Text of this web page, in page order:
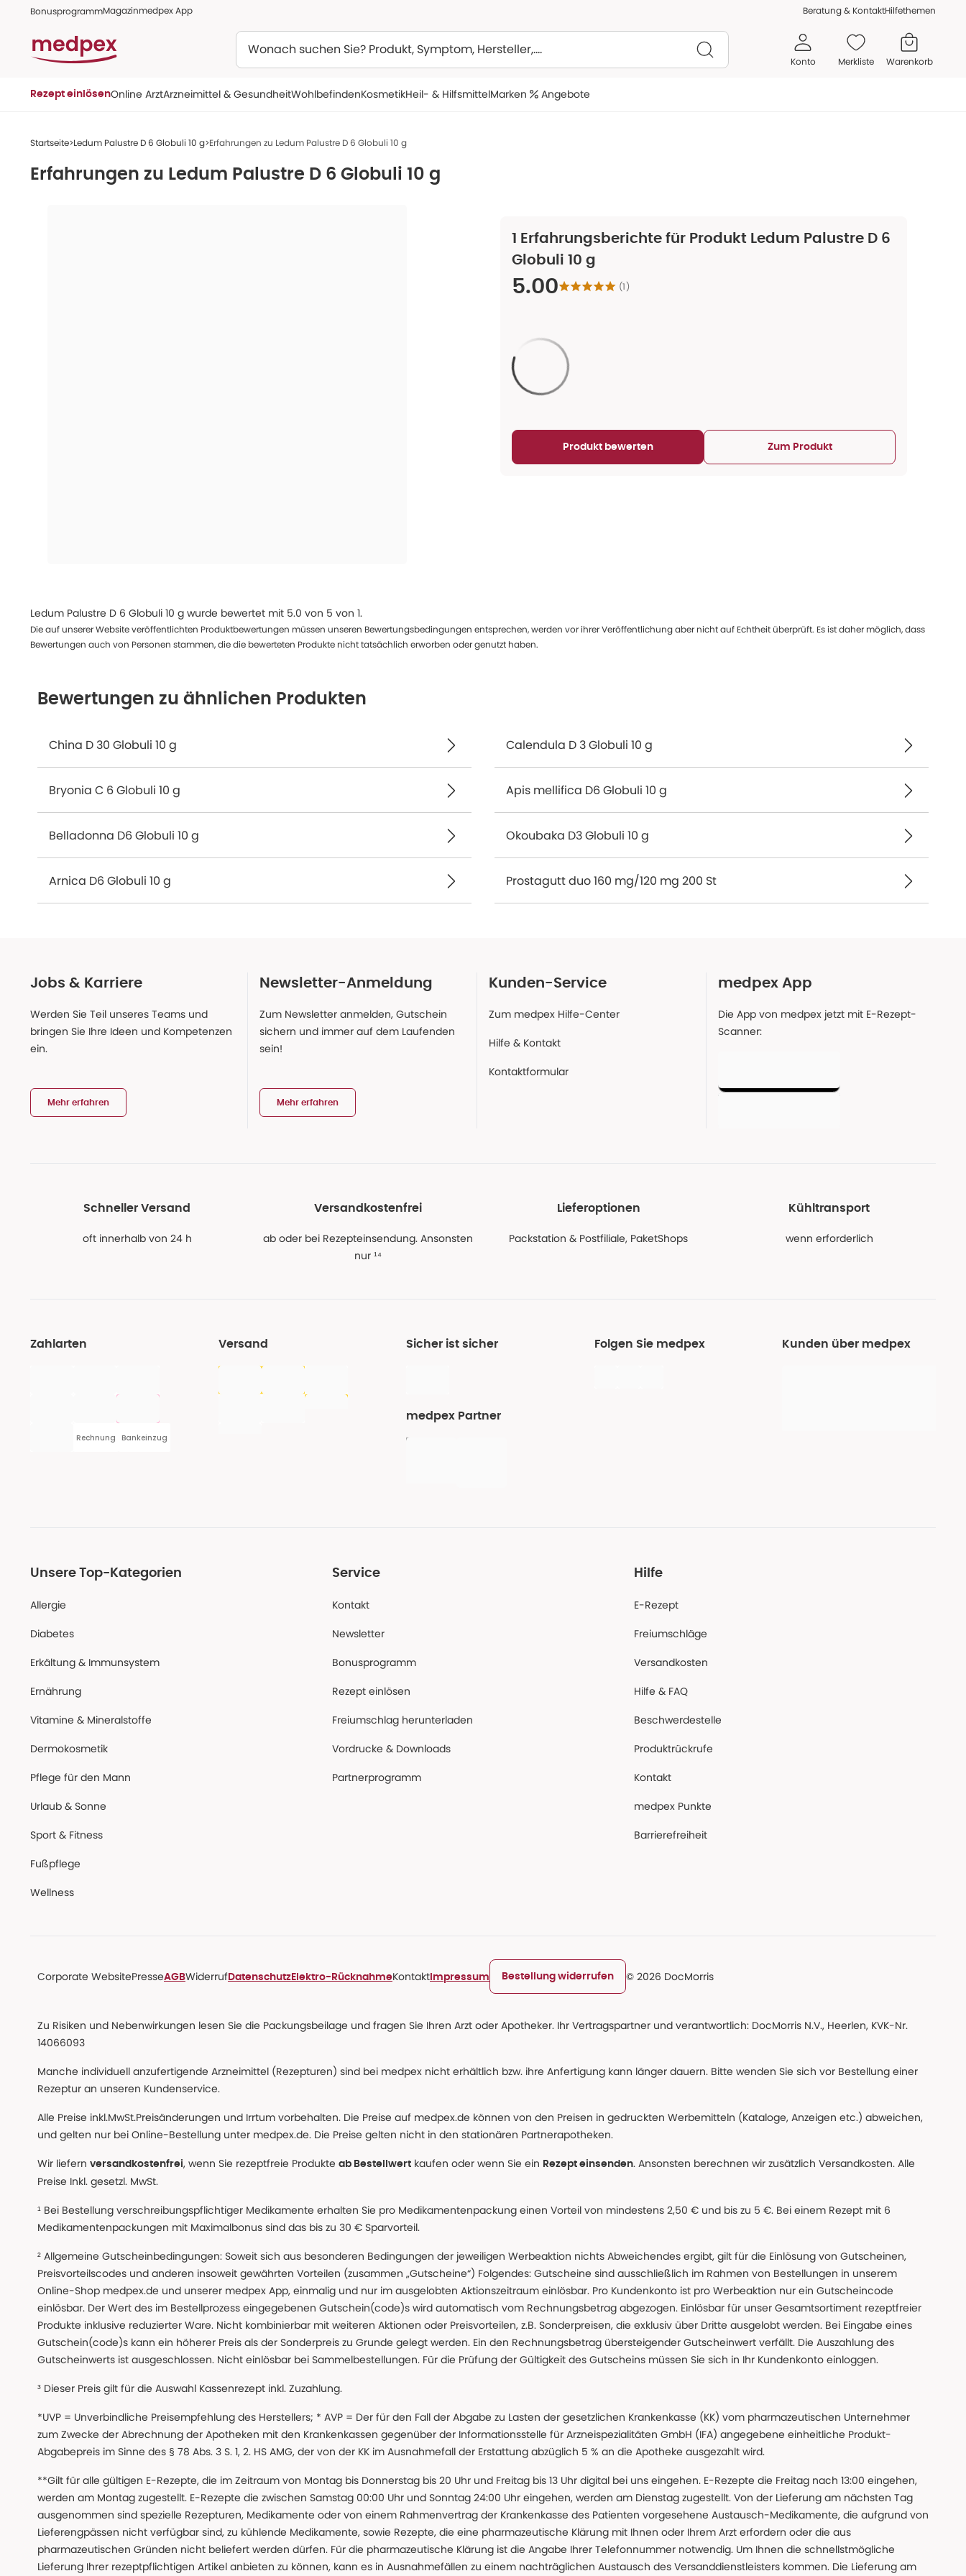
BonusprogrammMagazinmedpex App Beratung & KontaktHilfethemen
Konto Merkliste Warenkorb
Rezept einlösenOnline ArztArzneimittel & GesundheitWohlbefindenKosmetikHeil- & HilfsmittelMarken Angebote
Startseite Ledum Palustre D 6 Globuli 10 g Erfahrungen zu Ledum Palustre D 6 Globuli 10 g
Erfahrungen zu Ledum Palustre D 6 Globuli 10 g
1 Erfahrungsberichte für Produkt Ledum Palustre D 6
Globuli 10 g
5.00 (1)
Aktualisieren...
Produkt bewerten Zum Produkt
Ledum Palustre D 6 Globuli 10 g wurde bewertet mit 5.0 von 5 von 1.
Die auf unserer Website veröffentlichten Produktbewertungen müssen unseren Bewertungsbedingungen entsprechen, werden vor ihrer Veröffentlichung aber nicht auf Echtheit überprüft. Es ist daher möglich, dass
Bewertungen auch von Personen stammen, die die bewerteten Produkte nicht tatsächlich erworben oder genutzt haben.
Bewertungen zu ähnlichen Produkten
China D 30 Globuli 10 g Calendula D 3 Globuli 10 g
Bryonia C 6 Globuli 10 g Apis mellifica D6 Globuli 10 g
Belladonna D6 Globuli 10 g Okoubaka D3 Globuli 10 g
Arnica D6 Globuli 10 g Prostagutt duo 160 mg/120 mg 200 St
Jobs & Karriere
Werden Sie Teil unseres Teams und
bringen Sie Ihre Ideen und Kompetenzen
ein.
Mehr erfahren
Newsletter-Anmeldung
Zum Newsletter anmelden, Gutschein
sichern und immer auf dem Laufenden
sein!
Mehr erfahren
Kunden-Service
Zum medpex Hilfe-Center
Hilfe & Kontakt
Kontaktformular
medpex App
Die App von medpex jetzt mit E-Rezept-
Scanner:
Schneller Versand
oft innerhalb von 24 h
Versandkostenfrei
ab oder bei Rezepteinsendung. Ansonsten
nur ¹⁴
Lieferoptionen
Packstation & Postfiliale, PaketShops
Kühltransport
wenn erforderlich
Zahlarten
Rechnung Bankeinzug
Versand Sicher ist sicher
medpex Partner
Folgen Sie medpex Kunden über medpex
Unsere Top-Kategorien
Allergie
Diabetes
Erkältung & Immunsystem
Ernährung
Vitamine & Mineralstoffe
Dermokosmetik
Pflege für den Mann
Urlaub & Sonne
Sport & Fitness
Fußpflege
Wellness
Service
Kontakt
Newsletter
Bonusprogramm
Rezept einlösen
Freiumschlag herunterladen
Vordrucke & Downloads
Partnerprogramm
Hilfe
E-Rezept
Freiumschläge
Versandkosten
Hilfe & FAQ
Beschwerdestelle
Produktrückrufe
Kontakt
medpex Punkte
Barrierefreiheit
Corporate WebsitePresseAGBWiderruf Datenschutz Elektro-RücknahmeKontakt Impressum Bestellung widerrufen © 2026 DocMorris
Zu Risiken und Nebenwirkungen lesen Sie die Packungsbeilage und fragen Sie Ihren Arzt oder Apotheker. Ihr Vertragspartner und verantwortlich: DocMorris N.V., Heerlen, KVK-Nr.
14066093
Manche individuell anzufertigende Arzneimittel (Rezepturen) sind bei medpex nicht erhältlich bzw. ihre Anfertigung kann länger dauern. Bitte wenden Sie sich vor Bestellung einer
Rezeptur an unseren Kundenservice.
Alle Preise inkl.MwSt.Preisänderungen und Irrtum vorbehalten. Die Preise auf medpex.de können von den Preisen in gedruckten Werbemitteln (Kataloge, Anzeigen etc.) abweichen,
und gelten nur bei Online-Bestellung unter medpex.de. Die Preise gelten nicht in den stationären Partnerapotheken.
Wir liefern versandkostenfrei, wenn Sie rezeptfreie Produkte ab Bestellwert kaufen oder wenn Sie ein Rezept einsenden. Ansonsten berechnen wir zusätzlich Versandkosten. Alle
Preise Inkl. gesetzl. MwSt.
¹ Bei Bestellung verschreibungspflichtiger Medikamente erhalten Sie pro Medikamentenpackung einen Vorteil von mindestens 2,50 € und bis zu 5 €. Bei einem Rezept mit 6
Medikamentenpackungen mit Maximalbonus sind das bis zu 30 € Sparvorteil.
² Allgemeine Gutscheinbedingungen: Soweit sich aus besonderen Bedingungen der jeweiligen Werbeaktion nichts Abweichendes ergibt, gilt für die Einlösung von Gutscheinen,
Preisvorteilscodes und anderen insoweit gewährten Vorteilen (zusammen „Gutscheine“) Folgendes: Gutscheine sind ausschließlich im Rahmen von Bestellungen in unserem
Online-Shop medpex.de und unserer medpex App, einmalig und nur im ausgelobten Aktionszeitraum einlösbar. Pro Kundenkonto ist pro Werbeaktion nur ein Gutscheincode
einlösbar. Der Wert des im Bestellprozess eingegebenen Gutschein(code)s wird automatisch vom Rechnungsbetrag abgezogen. Einlösbar für unser Gesamtsortiment rezeptfreier
Produkte inklusive reduzierter Ware. Nicht kombinierbar mit weiteren Aktionen oder Preisvorteilen, z.B. Sonderpreisen, die exklusiv über Dritte ausgelobt werden. Bei Eingabe eines
Gutschein(code)s kann ein höherer Preis als der Sonderpreis zu Grunde gelegt werden. Ein den Rechnungsbetrag übersteigender Gutscheinwert verfällt. Die Auszahlung des
Gutscheinwerts ist ausgeschlossen. Nicht einlösbar bei Sammelbestellungen. Für die Prüfung der Gültigkeit des Gutscheins müssen Sie sich in Ihr Kundenkonto einloggen.
³ Dieser Preis gilt für die Auswahl Kassenrezept inkl. Zuzahlung.
*UVP = Unverbindliche Preisempfehlung des Herstellers; * AVP = Der für den Fall der Abgabe zu Lasten der gesetzlichen Krankenkasse (KK) vom pharmazeutischen Unternehmer
zum Zwecke der Abrechnung der Apotheken mit den Krankenkassen gegenüber der Informationsstelle für Arzneispezialitäten GmbH (IFA) angegebene einheitliche Produkt-
Abgabepreis im Sinne des § 78 Abs. 3 S. 1, 2. HS AMG, der von der KK im Ausnahmefall der Erstattung abzüglich 5 % an die Apotheke ausgezahlt wird.
**Gilt für alle gültigen E-Rezepte, die im Zeitraum von Montag bis Donnerstag bis 20 Uhr und Freitag bis 13 Uhr digital bei uns eingehen. E-Rezepte die Freitag nach 13:00 eingehen,
werden am Montag zugestellt. E-Rezepte die zwischen Samstag 00:00 Uhr und Sonntag 24:00 Uhr eingehen, werden am Dienstag zugestellt. Von der Lieferung am nächsten Tag
ausgenommen sind spezielle Rezepturen, Medikamente oder von einem Rahmenvertrag der Krankenkasse des Patienten vorgesehene Austausch-Medikamente, die aufgrund von
Lieferengpässen nicht verfügbar sind, zu kühlende Medikamente, sowie Rezepte, die eine pharmazeutische Klärung mit Ihnen oder Ihrem Arzt erfordern oder die aus
pharmazeutischen Gründen nicht beliefert werden dürfen. Für die pharmazeutische Klärung ist die Angabe Ihrer Telefonnummer notwendig. Um Ihnen die schnellstmögliche
Lieferung Ihrer rezeptpflichtigen Artikel anbieten zu können, kann es in Ausnahmefällen zu einem nachträglichen Austausch des Versanddienstleisters kommen. Die Lieferung am